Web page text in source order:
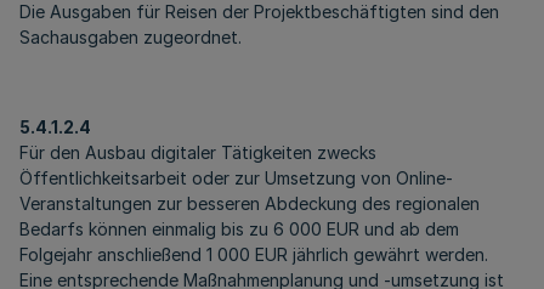
Die Ausgaben für Reisen der Projektbeschäftigten sind den
Sachausgaben zugeordnet.
5.4.1.2.4
Für den Ausbau digitaler Tätigkeiten zwecks
Öffentlichkeitsarbeit oder zur Umsetzung von Online-
Veranstaltungen zur besseren Abdeckung des regionalen
Bedarfs können einmalig bis zu 6 000 EUR und ab dem
Folgejahr anschließend 1 000 EUR jährlich gewährt werden.
Eine entsprechende Maßnahmenplanung und -umsetzung ist